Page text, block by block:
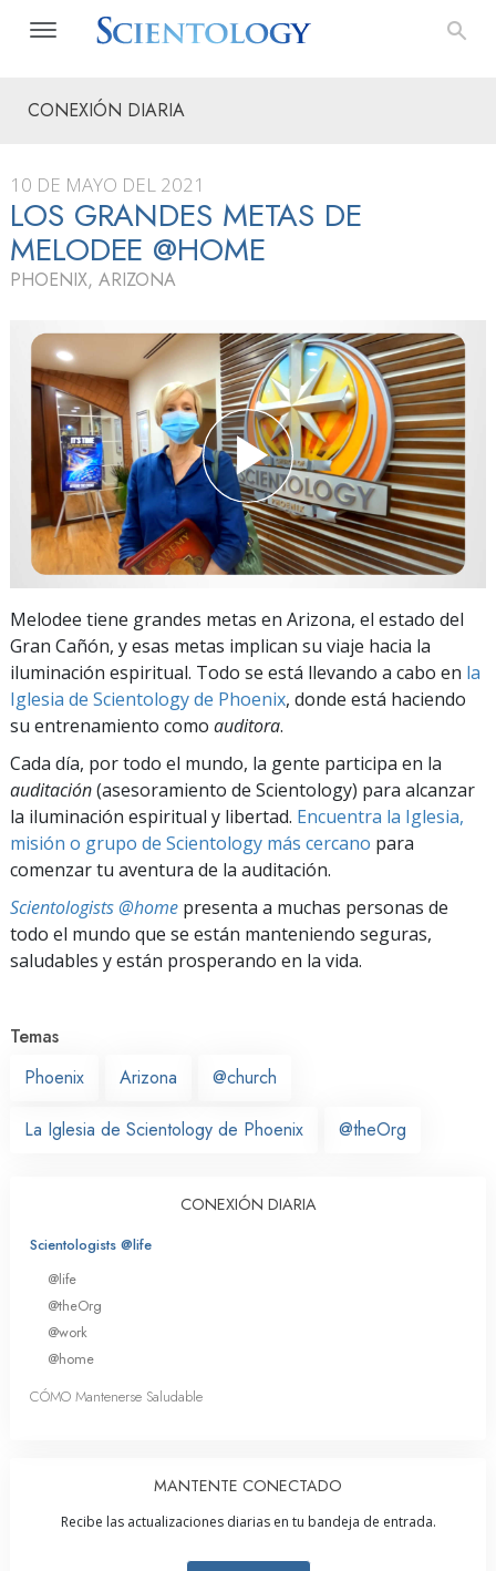
CONEXIÓN DIARIA
10 DE MAYO DEL 2021
LOS GRANDES METAS DE
MELODEE @HOME
PHOENIX, ARIZONA
Melodee tiene grandes metas en Arizona, el estado del
Gran Cañón, y esas metas implican su viaje hacia la
iluminación espiritual. Todo se está llevando a cabo en la
Iglesia de Scientology de Phoenix, donde está haciendo
su entrenamiento como auditora.
Cada día, por todo el mundo, la gente participa en la
auditación(asesoramiento de Scientology) para alcanzar
la iluminación espiritual y libertad. Encuentra la Iglesia,
misión o grupo de Scientology más cercano para
comenzar tu aventura de la auditación.
Scientologists @home presenta a muchas personas de
todo el mundo que se están manteniendo seguras,
saludables y están prosperando en la vida.
Temas
Phoenix
Arizona @church
La Iglesia de Scientology de Phoenix @theOrg
CONEXIÓN DIARIA
Scientologists @life
@life
@theOrg
@work
@home
CÓMO Mantenerse Saludable
MANTENTE CONECTADO
Recibe las actualizaciones diarias en tu bandeja de entrada.